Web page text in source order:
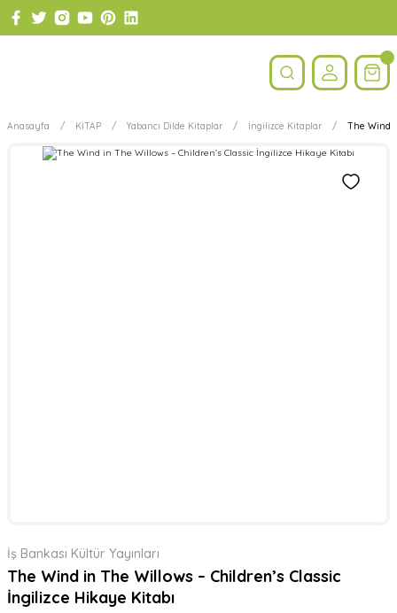
Anasayfa KİTAP Yabancı Dilde Kitaplar İngilizce Kitaplar The Wind
İş Bankası Kültür Yayınları
The Wind in The Willows – Children’s Classic
İngilizce Hikaye Kitabı